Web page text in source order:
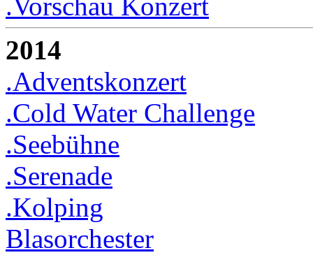
2014
.Adventskonzert
.Cold Water Challenge
.Seebühne
.Serenade
.Kolping
Blasorchester